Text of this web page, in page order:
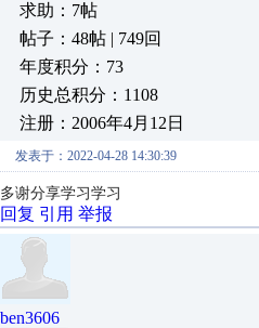
求助：7帖
帖子：48帖 | 749回
年度积分：73
历史总积分：1108
注册：2006年4月12日
发表于：2022-04-28 14:30:39
多谢分享学习学习
回复 引用 举报
ben3606